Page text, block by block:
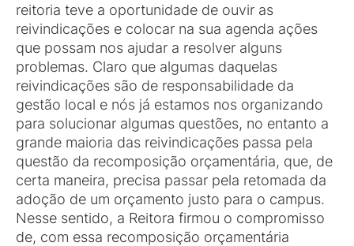
reitoria teve a oportunidade de ouvir as
reivindicações e colocar na sua agenda ações
que possam nos ajudar a resolver alguns
problemas. Claro que algumas daquelas
reivindicações são de responsabilidade da
gestão local e nós já estamos nos organizando
para solucionar algumas questões, no entanto a
grande maioria das reivindicações passa pela
questão da recomposição orçamentária, que, de
certa maneira, precisa passar pela retomada da
adoção de um orçamento justo para o campus.
Nesse sentido, a Reitora firmou o compromisso
de, com essa recomposição orçamentária